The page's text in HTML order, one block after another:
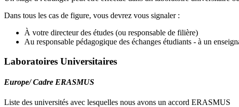
Dans tous les cas de figure, vous devrez vous signaler :
À votre directeur des études (ou responsable de filière)
Au responsable pédagogique des échanges étudiants - à un
Laboratoires Universitaires
Europe/ Cadre ERASMUS
Liste des universités avec lesquelles nous avons un accord ERASMUS